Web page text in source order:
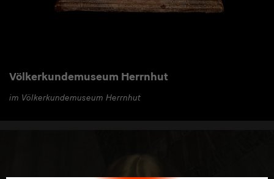
Völkerkundemuseum Herrnhut
im Völkerkundemuseum Herrnhut